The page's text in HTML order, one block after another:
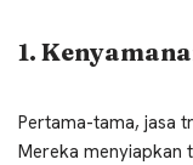
1.
Pertama-tama, jasa
Mereka menyiapkan